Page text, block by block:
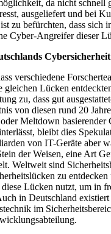
da nicht schnell
ausgeliefert und bei
zu befürchten, dass sich
Cyber-Angreifer dieser
Cybersicherheit
verschiedene
gleichen Lücken
zu, dass gut
von diesen rund 20
Meltdown
bleibt dies
von IT-Geräte aber
der Weisen, eine Art
Weltweit sind
zu
Lücken nutzt, um in
in Deutschland
im